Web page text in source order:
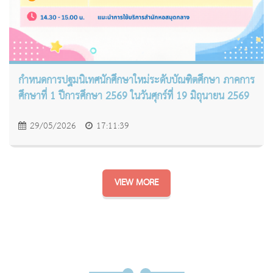
กำหนดการปฐมนิเทศนักศึกษาใหม่ระดับบัณฑิตศึกษา ภาคการ
ศึกษาที่ 1 ปีการศึกษา 2569 ในวันศุกร์ที่ 19 มิถุนายน 2569
29/05/2026 17:11:39
VIEW MORE